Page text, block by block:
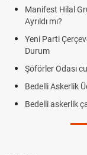
Manifest Hilal
Ayrıldı mı?
Yeni Parti
Durum
Şöförler Odası
Bedelli Askerlik
Bedelli askerlik